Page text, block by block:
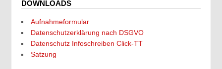
DOWNLOADS
Aufnahmeformular
Datenschutzerklärung nach DSGVO
Datenschutz Infoschreiben Click-TT
Satzung